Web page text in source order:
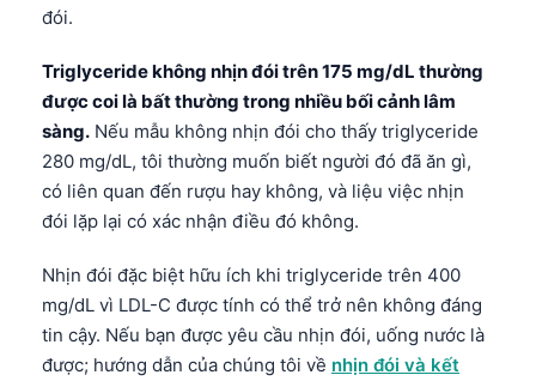
đói.
Triglyceride không nhịn đói trên 175 mg/dL thường
được coi là bất thường trong nhiều bối cảnh lâm
sàng. Nếu mẫu không nhịn đói cho thấy triglyceride
280 mg/dL, tôi thường muốn biết người đó đã ăn gì,
có liên quan đến rượu hay không, và liệu việc nhịn
đói lặp lại có xác nhận điều đó không.
Nhịn đói đặc biệt hữu ích khi triglyceride trên 400
mg/dL vì LDL-C được tính có thể trở nên không đáng
tin cậy. Nếu bạn được yêu cầu nhịn đói, uống nước là
được; hướng dẫn của chúng tôi về nhịn đói và kết
Français
עִבְרִית
Italiano
Português
Ελληνικά
Türkçe
Română